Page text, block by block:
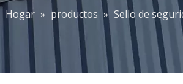
Hogar » productos » Sello de